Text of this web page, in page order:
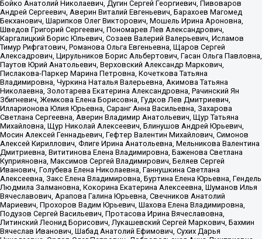
Бойко Анатолий Николаевич, Дугин Сергей Георгиевич, Пивоваров
Андрей Сергеевич, Аверин Виталий Евгеньевич, Барахоев Магомед
Бекханович, Шарипков Олег Викторович, Мошель Ирина Ароновна,
Шведов Григорий Сергеевич, Пономарев Лев Александрович,
Каргалицкий Борис Юльевич, Созаев Валерий Валерьевич, Исламов
Тимур Рифгатович, Романова Ольга Евгеньевна, Щаров Сергей
Алексадрович, Цирульников Борис Альбертович, Гасан Ольга Павловна,
Паутов Юрий Анатольевич, Верховский Александр Маркович,
Пислакова-Паркер Марина Петровна, Кочеткова Татьяна
Владимировна, Чуркина Наталья Валерьевна, Акимова Татьяна
Николаевна, Золотарева Екатерина Александровна, Рачинский Ян
Збигневич, Жемкова Елена Борисовна, Гудков Лев Дмитриевич,
Илларионова Юлия Юрьевна, Саранг Анна Васильевна, Захарова
Светлана Сергеевна, Аверин Владимир Анатольевич, Щур Татьяна
Михайловна, Щур Николай Алексеевич, Блинушов Андрей Юрьевич,
Мосин Алексей Геннадьевич, Гефтер Валентин Михайлович, Симонов
Алексей Кириллович, Флиге Ирина Анатольевна, Мельникова Валентина
Дмитриевна, Вититинова Елена Владимировна, Баженова Светлана
Куприяновна, Максимов Сергей Владимирович, Беляев Сергей
Иванович, Голубева Елена Николаевна, Ганнушкина Светлана
Алексеевна, Закс Елена Владимировна, Буртина Елена Юрьевна, Гендель
Людмила Залмановна, Кокорина Екатерина Алексеевна, Шуманов Илья
Вячеславович, Арапова Галина Юрьевна, Свечников Анатолий
Мариевич, Прохоров Вадим Юрьевич, Шахова Елена Владимировна,
Подузов Сергей Васильевич, Протасова Ирина Вячеславовна,
Литинский Леонид Борисович, Лукашевский Сергей Маркович, Бахмин
Вячеслав Иванович, Шабад Анатолий Ефимович, Сухих Дарья